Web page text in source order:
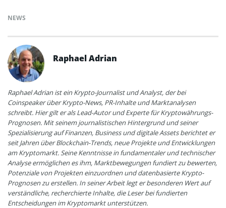
NEWS
Raphael Adrian
Raphael Adrian ist ein Krypto-Journalist und Analyst, der bei
Coinspeaker über Krypto-News, PR-Inhalte und Marktanalysen
schreibt. Hier gilt er als Lead-Autor und Experte für Kryptowährungs-
Prognosen. Mit seinem journalistischen Hintergrund und seiner
Spezialisierung auf Finanzen, Business und digitale Assets berichtet er
seit Jahren über Blockchain-Trends, neue Projekte und Entwicklungen
am Kryptomarkt. Seine Kenntnisse in fundamentaler und technischer
Analyse ermöglichen es ihm, Marktbewegungen fundiert zu bewerten,
Potenziale von Projekten einzuordnen und datenbasierte Krypto-
Prognosen zu erstellen. In seiner Arbeit legt er besonderen Wert auf
verständliche, recherchierte Inhalte, die Leser bei fundierten
Entscheidungen im Kryptomarkt unterstützen.